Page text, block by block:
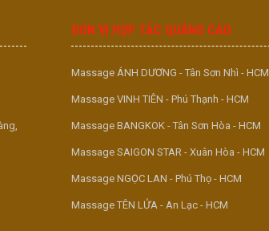
ĐƠN VỊ HỢP TÁC QUẢNG CÁO
Massage ÁNH DƯƠNG - Tân Sơn Nhì - HCM
Massage VINH TIÊN - Phú Thạnh - HCM
Massage BANGKOK - Tân Sơn Hòa - HCM
Massage SAIGON STAR - Xuân Hòa - HCM
Massage NGỌC LAN - Phú Thọ - HCM
Massage TÊN LỬA - An Lạc - HCM